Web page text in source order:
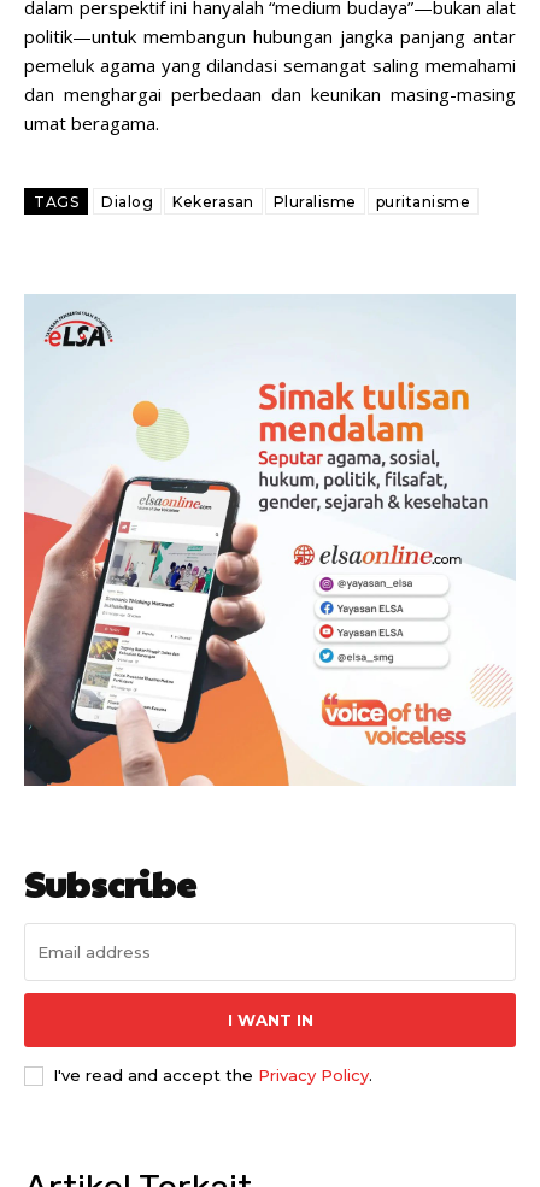
dalam perspektif ini hanyalah “medium budaya”—bukan alat
politik—untuk membangun hubungan jangka panjang antar
pemeluk agama yang dilandasi semangat saling memahami
dan menghargai perbedaan dan keunikan masing-masing
umat beragama.
TAGS Dialog Kekerasan Pluralisme puritanisme
Subscribe
I WANT IN
I've read and accept the Privacy Policy.